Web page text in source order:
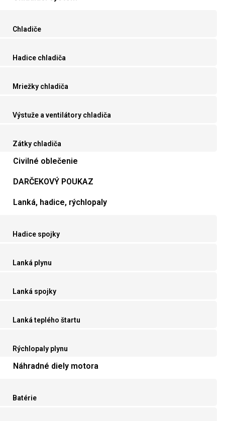
Chladiče
Hadice chladiča
Mriežky chladiča
Výstuže a ventilátory chladiča
Zátky chladiča
Civilné oblečenie
DARČEKOVÝ POUKAZ
Lanká, hadice, rýchlopaly
Hadice spojky
Lanká plynu
Lanká spojky
Lanká teplého štartu
Rýchlopaly plynu
Náhradné diely motora
Batérie